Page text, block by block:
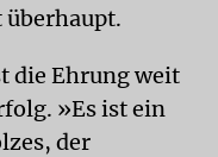
überhaupt.
die Ehrung weit
»Es ist ein
der